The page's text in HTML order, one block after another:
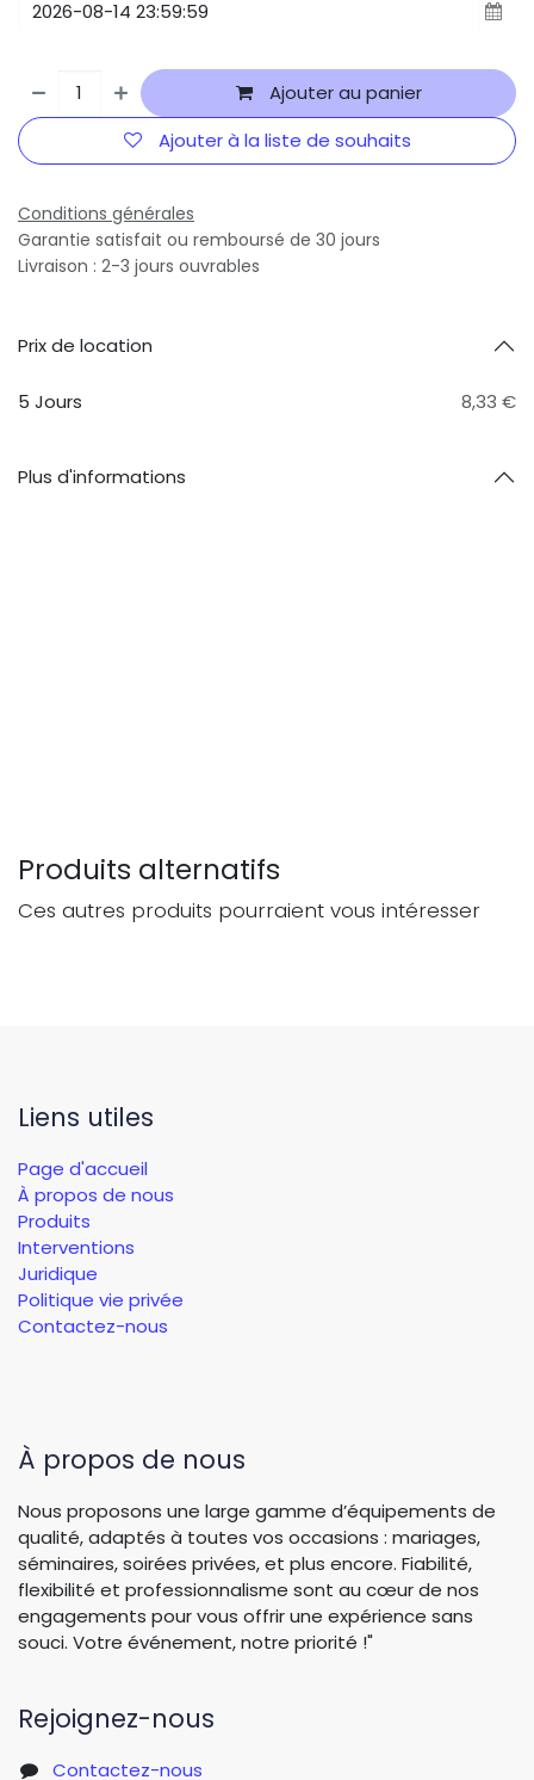
Ajouter au panier
Ajouter à la liste de souhaits
Conditions générales
Garantie satisfait ou remboursé de 30 jours
Livraison : 2-3 jours ouvrables
Prix ​​de location
5 Jours 8,33 €
Plus d'informations
Produits alternatifs
Ces autres produits pourraient vous intéresser
Liens utiles
Page d'accueil
À propos de nous
Produits
Interventions
Juridique
Politique vie privée
Contactez-nous
À propos de nous
Nous proposons une large gamme d’équipements de
qualité, adaptés à toutes vos occasions : mariages,
séminaires, soirées privées, et plus encore. Fiabilité,
flexibilité et professionnalisme sont au cœur de nos
engagements pour vous offrir une expérience sans
souci. Votre événement, notre priorité !"
Rejoignez-nous
Contactez-nous